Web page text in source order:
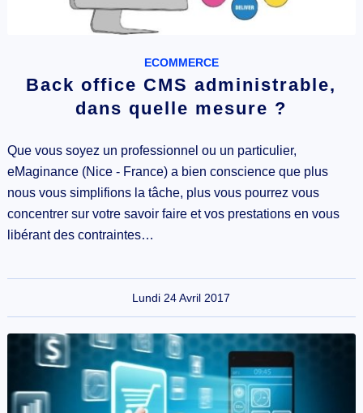
ECOMMERCE
Back office CMS administrable,
dans quelle mesure ?
Que vous soyez un professionnel ou un particulier,
eMaginance (Nice - France) a bien conscience que plus
nous vous simplifions la tâche, plus vous pourrez vous
concentrer sur votre savoir faire et vos prestations en vous
libérant des contraintes…
Lundi 24 Avril 2017